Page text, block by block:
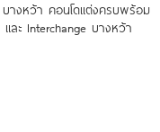
างหว้า คอนโดแต่งครบพร้อม
ละ Interchange บางหว้า